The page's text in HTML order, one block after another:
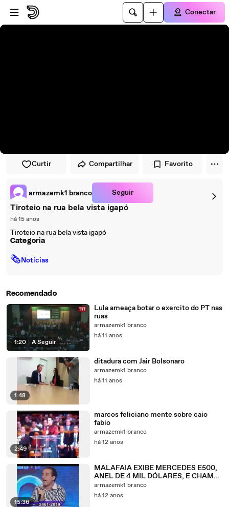
Pular para o player
Ir para o conteúdo principal
Conectar
Curtir Compartilhar Favorito
armazemk1 branco Seguir
Tiroteio na rua bela vista igapó
há 15 anos
Tiroteio na rua bela vista igapó
Categoria
🗞Notícias
Recomendado
1:20 A Seguir
Lula ameaça botar o exercito do PT nas
ruas
armazemk1 branco
há 11 anos
1:48
ditadura com Jair Bolsonaro
armazemk1 branco
há 11 anos
2:49
marcos feliciano mente sobre caio
fabio
armazemk1 branco
há 12 anos
15:36
MALAFAIA EXIBE MERCEDES E500,
ANEL DE 4 MIL DÓLARES, E CHAMA
OS TELESPECTADORES DE MANÉS!
armazemk1 branco
há 12 anos